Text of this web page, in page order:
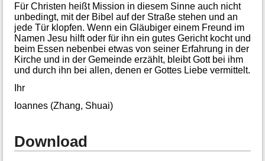
Für Christen heißt Mission in diesem Sinne auch nicht
unbedingt, mit der Bibel auf der Straße stehen und an
jede Tür klopfen. Wenn ein Gläubiger einem Freund im
Namen Jesu hilft oder für ihn ein gutes Gericht kocht und
beim Essen nebenbei etwas von seiner Erfahrung in der
Kirche und in der Gemeinde erzählt, bleibt Gott bei ihm
und durch ihn bei allen, denen er Gottes Liebe vermittelt.
Ihr
Ioannes (Zhang, Shuai)
Download